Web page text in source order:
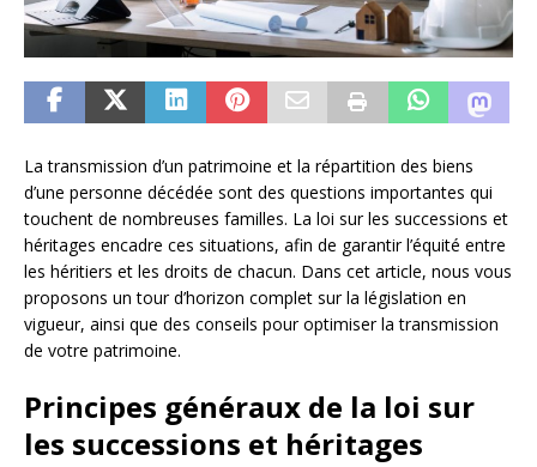
La transmission d’un patrimoine et la répartition des biens
d’une personne décédée sont des questions importantes qui
touchent de nombreuses familles. La loi sur les successions et
héritages encadre ces situations, afin de garantir l’équité entre
les héritiers et les droits de chacun. Dans cet article, nous vous
proposons un tour d’horizon complet sur la législation en
vigueur, ainsi que des conseils pour optimiser la transmission
de votre patrimoine.
Principes généraux de la loi sur
les successions et héritages